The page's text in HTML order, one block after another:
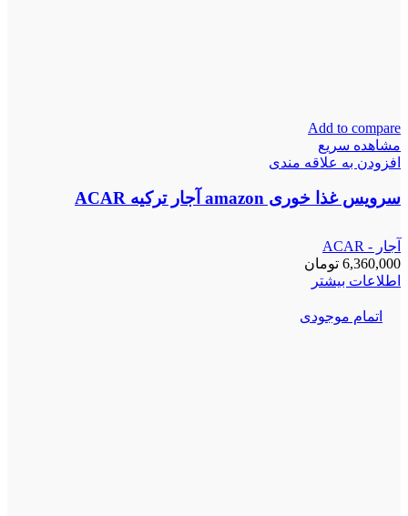
Add to compare
مشاهده سریع
افزودن به علاقه مندی
سرویس غذا خوری amazon آجار ترکیه ACAR
آجار - ACAR
6,360,000 تومان
اطلاعات بیشتر
اتمام موجودی